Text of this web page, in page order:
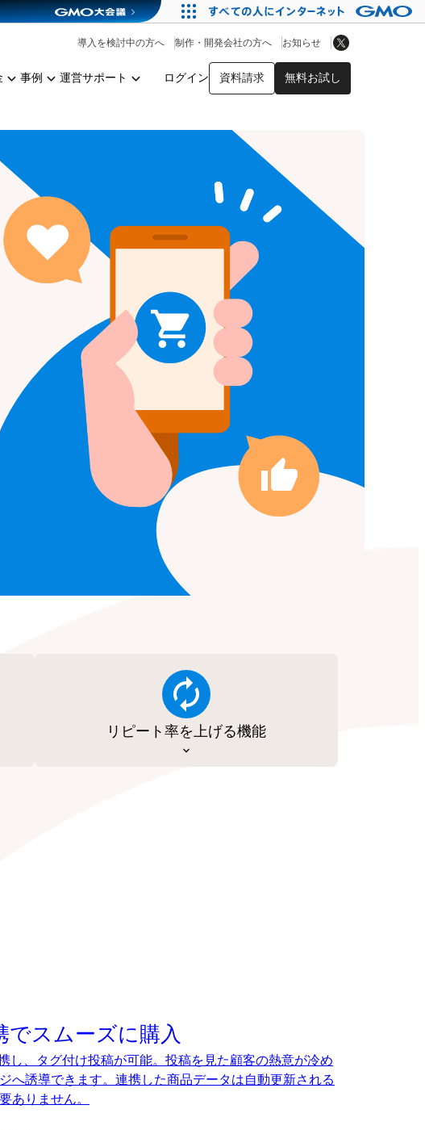
事例 運営サポート ログイン 資料請求 無料お試し
導入を検討中の方へ 制作・開発会社の方へ お知らせ
アプリストア
ョン
ントCarty
ル
リピート率を上げる機能
でスムーズに購入
し、タグ付け投稿が可能。投稿を見た顧客の熱意が冷め
へ誘導できます。連携した商品データは自動更新される
ありません。